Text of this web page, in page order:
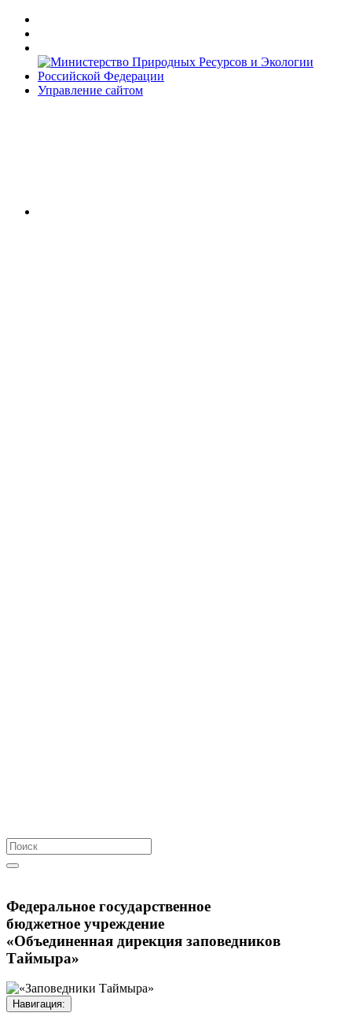
Управление сайтом
Федеральное государственное
бюджетное учреждение
«Объединенная дирекция заповедников
Таймыра»
Навигация: